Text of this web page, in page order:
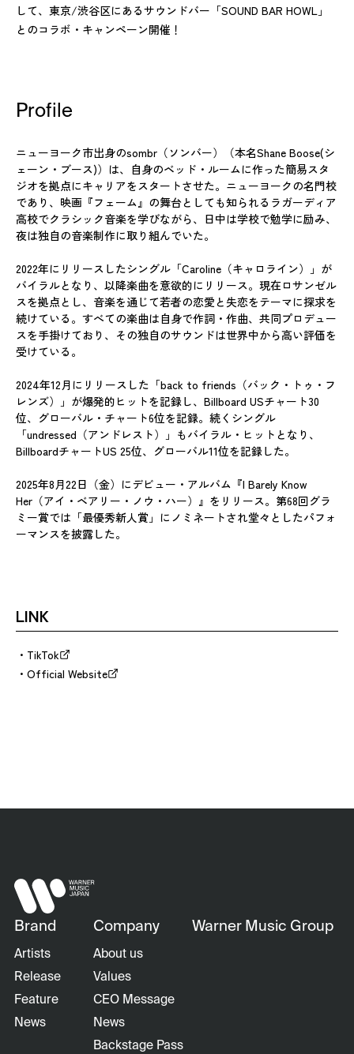
して、東京/渋谷区にあるサウンドバー「SOUND BAR HOWL」
とのコラボ・キャンペーン開催！
Profile
ニューヨーク市出身のsombr（ソンバー）（本名Shane Boose(シ
ェーン・ブース)）は、自身のベッド・ルームに作った簡易スタ
ジオを拠点にキャリアをスタートさせた。ニューヨークの名門校
であり、映画『フェーム』の舞台としても知られるラガーディア
高校でクラシック音楽を学びながら、日中は学校で勉学に励み、
夜は独自の音楽制作に取り組んでいた。
2022年にリリースしたシングル「Caroline（キャロライン）」が
バイラルとなり、以降楽曲を意欲的にリリース。現在ロサンゼル
スを拠点とし、音楽を通じて若者の恋愛と失恋をテーマに探求を
続けている。すべての楽曲は自身で作詞・作曲、共同プロデュー
スを手掛けており、その独自のサウンドは世界中から高い評価を
受けている。
2024年12月にリリースした「back to friends（バック・トゥ・フ
レンズ）」が爆発的ヒットを記録し、Billboard USチャート30
位、グローバル・チャート6位を記録。続くシングル
「undressed（アンドレスト）」もバイラル・ヒットとなり、
BillboardチャートUS 25位、グローバル11位を記録した。
2025年8月22日（金）にデビュー・アルバム『I Barely Know
Her（アイ・ベアリー・ノウ・ハー）』をリリース。第68回グラ
ミー賞では「最優秀新人賞」にノミネートされ堂々としたパフォ
ーマンスを披露した。
LINK
TikTok
Official Website
Brand
Artists
Release
Feature
News
Company
About us
Values
CEO Message
News
Backstage Pass
Warner Music Group